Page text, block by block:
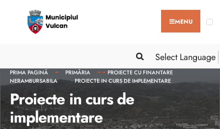
MENU
Select Language
PRIMA PAGINĂ PRIMĂRIA
PROIECTE CU FINANTARE
NERAMBURSABILA
PROIECTE IN CURS DE IMPLEMENTARE
Proiecte in curs de
implementare